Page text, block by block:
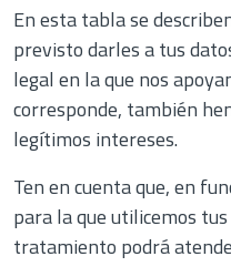
Enesta tablase
previsto darles a tus
legal en la que nos
corresponde, también
legítimos intereses.
Ten en cuenta que, en
para la que utilicemos
tratamiento podrá